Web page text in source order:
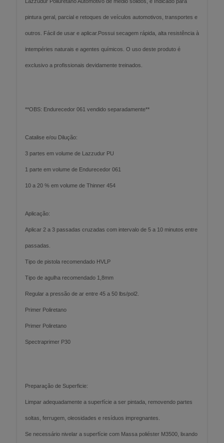
pintura geral, parcial e retoques de veículos automotivos, transportes e
outros. Fácil de usar e aplicar.Possui secagem rápida, alta resistência à
intempéries naturais e agentes químicos. O uso deste produto é
exclusivo a profissionais devidamente treinados.
**OBS: Endurecedor 061 vendido separadamente**
Catalise e/ou Dilução:
3 partes em volume de Lazzudur PU
1 parte em volume de Endurecedor 061
10 a 20 % em volume de Thinner 454
Aplicação:
Aplicar 2 a 3 passadas cruzadas com intervalo de 5 a 10 minutos entre
passadas.
Tipo de pistola recomendado HVLP
Tipo de agulha recomendado 1,8mm
Regular a pressão de ar entre 45 a 50 lbs/pol2.
Primer Poliretano
Primer Poliretano
Spectraprimer P30
Preparação de Superficie:
Limpar adequadamente a superfície a ser pintada, removendo partes
soltas, ferrugem, oleosidades e resíduos impregnantes.
Se necessário nivelar a superfície com Massa poliéster M3500, lixando